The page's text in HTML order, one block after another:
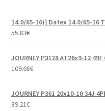
14.0/65-16)] Datex 14.0/65-16
55.83€
JOURNEY P3128 AT26x9-12 49F
109.68€
JOURNEY P361 20x10-10 34J
89.21€